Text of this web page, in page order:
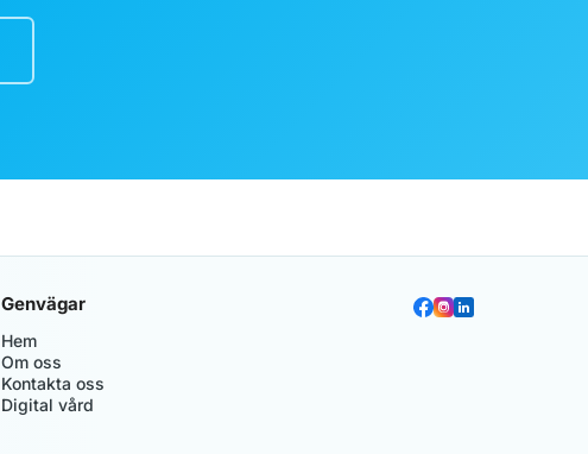
Genvägar
Hem
Om oss
Kontakta oss
Digital vård